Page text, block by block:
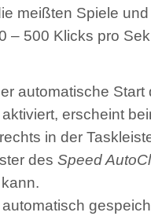
meißten Spiele
– 500 Klicks pro
automatische Start
erscheint
in der
des Speed